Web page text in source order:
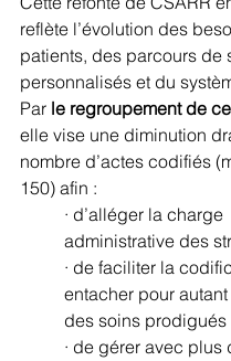
reflète l’évolution des
patients, des parcours de
personnalisés et du
Par le regroupement de
elle vise une diminution
nombre d’actes codifiés
150) afin :
· d’alléger la charge
administrative des
· de faciliter la
entacher pour
des soins prodigués
· de gérer avec